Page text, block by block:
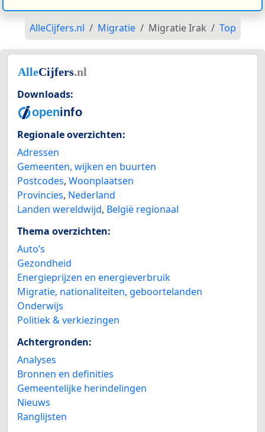
AlleCijfers.nl Migratie Migratie Irak Top
Downloads:
Regionale overzichten:
Adressen
Gemeenten, wijken en buurten
Postcodes, Woonplaatsen
Provincies, Nederland
Landen wereldwijd, België regionaal
Thema overzichten:
Auto’s
Gezondheid
Energieprijzen en energieverbruik
Migratie, nationaliteiten, geboortelanden
Onderwijs
Politiek & verkiezingen
Achtergronden:
Analyses
Bronnen en definities
Gemeentelijke herindelingen
Nieuws
Ranglijsten